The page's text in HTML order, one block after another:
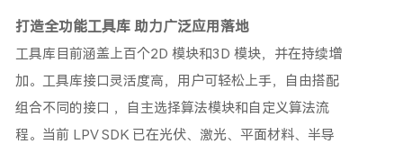
打造全功能工具库 助力广泛应用落地
工具库目前涵盖上百个2D 模块和3D 模块，并在持续增
加。工具库接口灵活度高，用户可轻松上手，自由搭配
组合不同的接口 ，自主选择算法模块和自定义算法流
程。当前 LPV SDK 已在光伏、激光、平面材料、半导